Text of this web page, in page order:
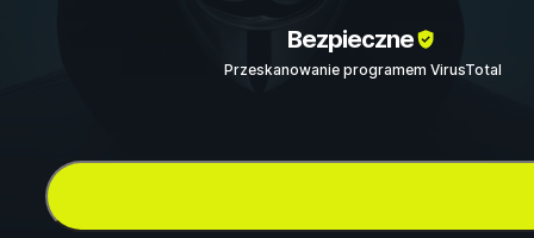
Bezpieczne
Przeskanowanie programem VirusTotal